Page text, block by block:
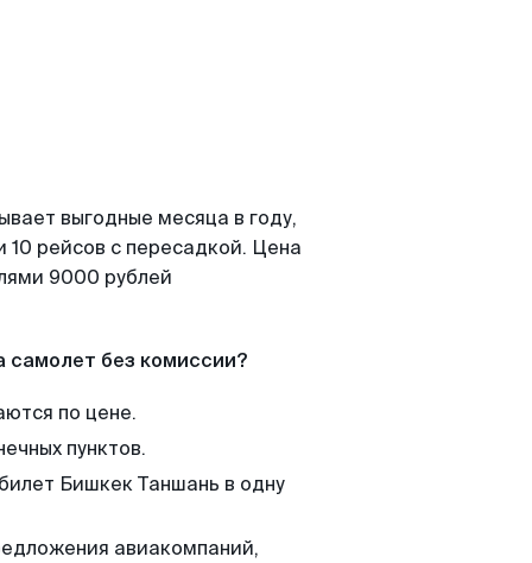
выгодные месяца в году,
рейсов с пересадкой. Цена
9000 рублей
самолет без комиссии?
по цене.
пунктов.
Бишкек Таншань в одну
авиакомпаний,